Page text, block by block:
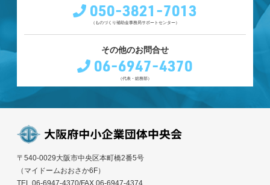
050-3821-7013
（ものづくり補助金事務局サポートセンター）
その他のお問合せ
06-6947-4370
（代表・総務部）
〒540-0029大阪市中央区本町橋2番5号
（マイドームおおさか6F）